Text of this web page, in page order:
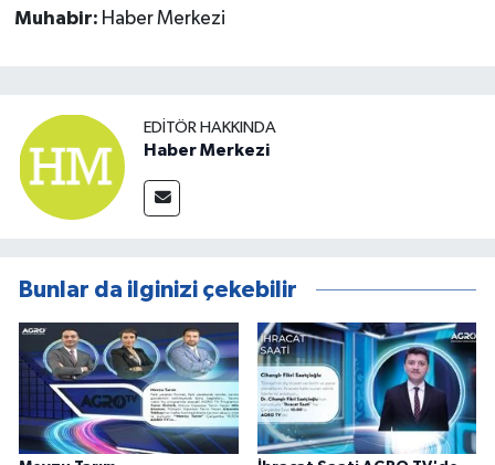
Muhabir: Haber Merkezi
EDITÖR HAKKINDA
Haber Merkezi
Bunlar da ilginizi çekebilir